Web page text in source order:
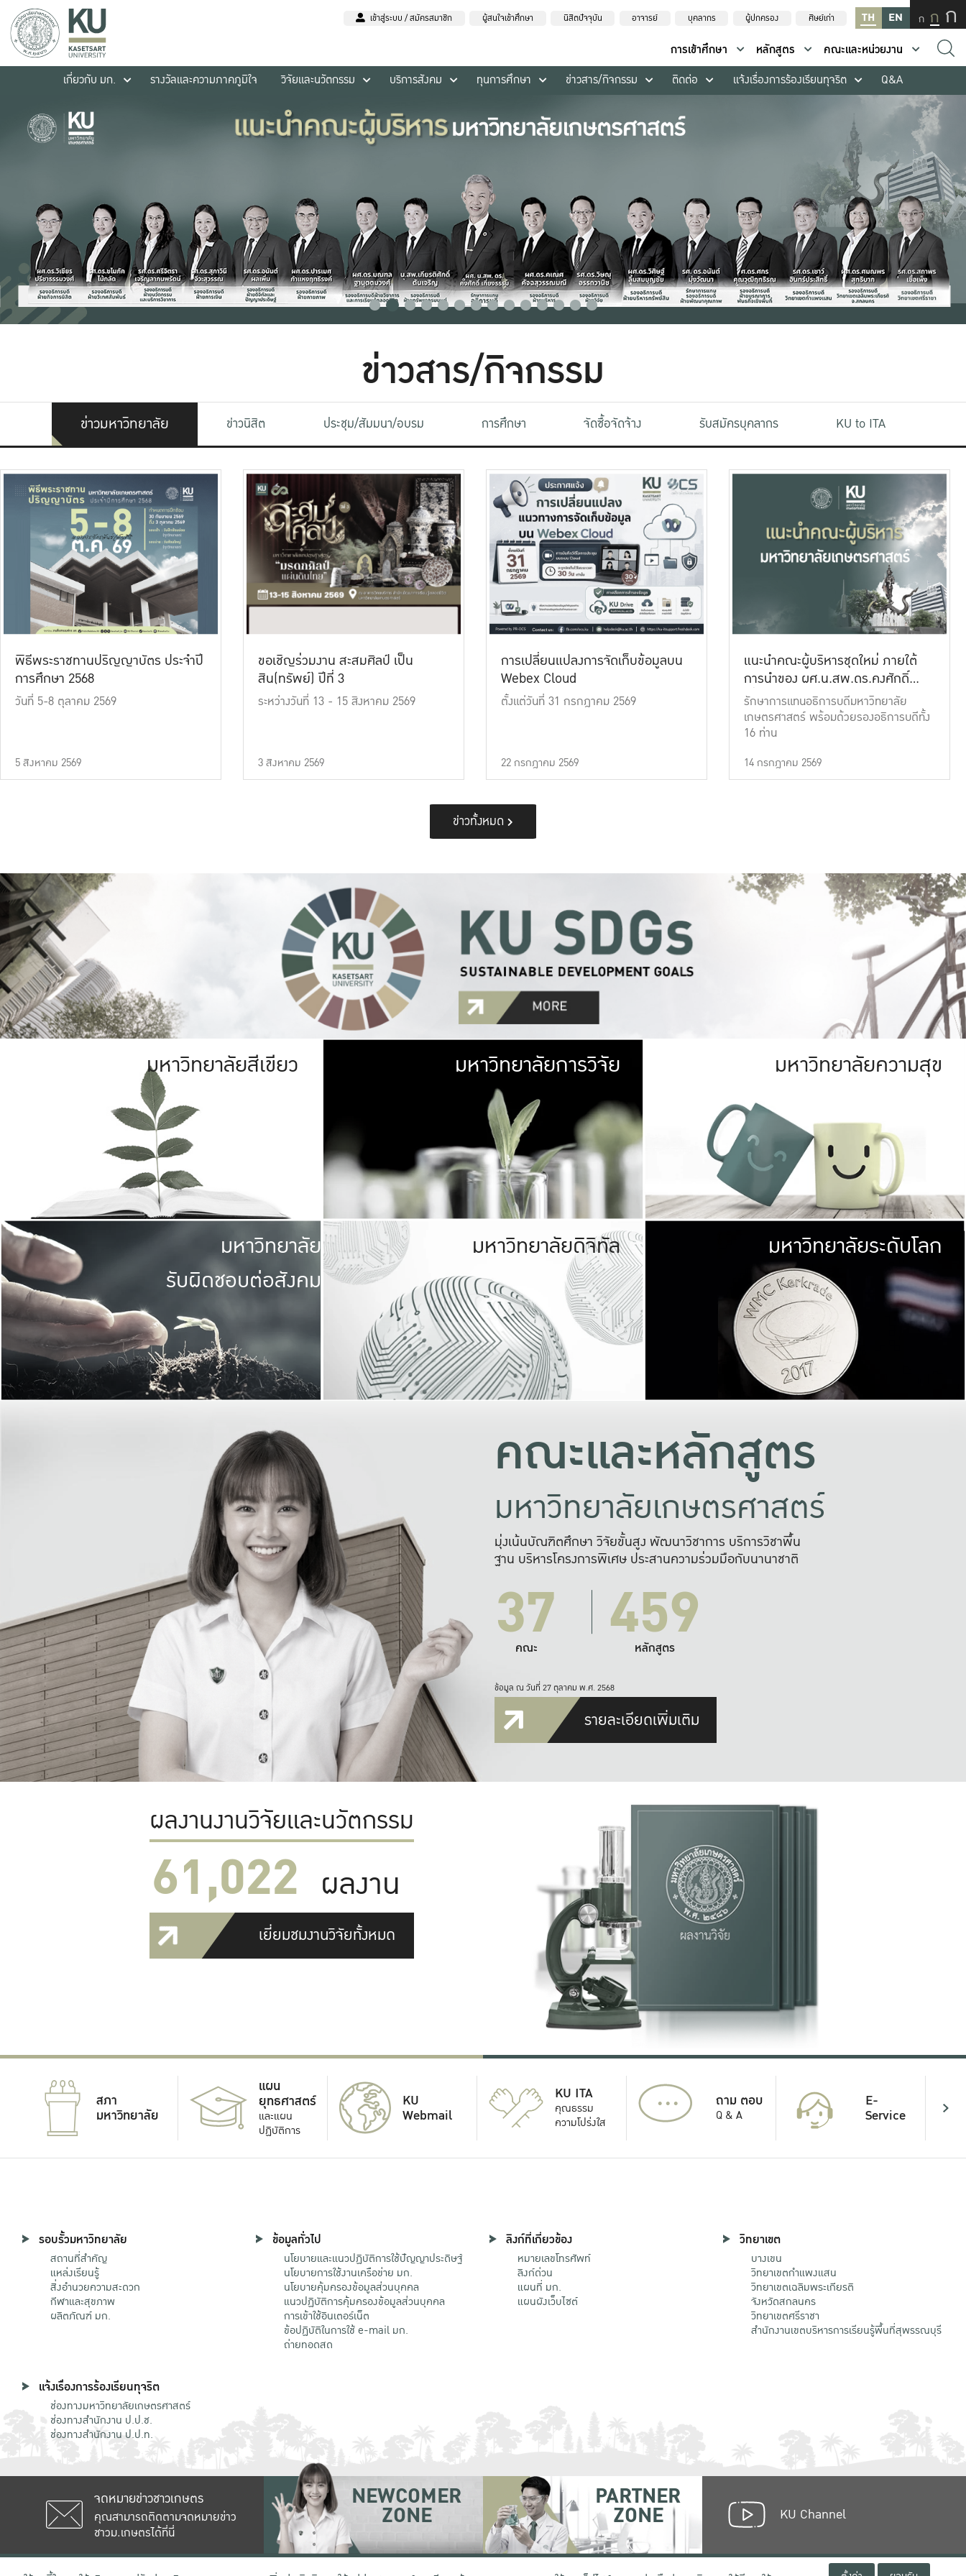
เข้าสู่ระบบ / สมัครสมาชิก ผู้สนใจเข้าศึกษา นิสิตปัจจุบัน อาจารย์ บุคลากร ผู้ปกครอง ศิษย์เก่า TH EN ก ก ก
การเข้าศึกษา หลักสูตร
คณะและหน่วยงาน
เกี่ยวกับ มก.
รางวัลและความภาคภูมิใจ วิจัยและนวัตกรรม บริการสังคม ทุนการศึกษา ข่าวสาร/กิจกรรม ติดต่อ แจ้งเรื่องการร้องเรียนทุจริต Q&A
ข่าวสาร/กิจกรรม
ข่าวมหาวิทยาลัย ข่าวนิสิต ประชุม/สัมมนา/อบรม การศึกษา จัดซื้อจัดจ้าง รับสมัครบุคลากร KU to ITA
พิธีพระราชทานปริญญาบัตร ประจำปี
การศึกษา 2568
วันที่ 5-8 ตุลาคม 2569
5 สิงหาคม 2569
ขอเชิญร่วมงาน สะสมศิลป์ เป็น
สิน(ทรัพย์) ปีที่ 3
ระหว่างวันที่ 13 - 15 สิงหาคม 2569
3 สิงหาคม 2569
การเปลี่ยนแปลงการจัดเก็บข้อมูลบน
Webex Cloud
ตั้งแต่วันที่ 31 กรกฎาคม 2569
22 กรกฎาคม 2569
แนะนำคณะผู้บริหารชุดใหม่ ภายใต้
การนำของ ผศ.น.สพ.ดร.คงศักดิ์
เที่ยงธรรม
รักษาการแทนอธิการบดีมหาวิทยาลัย
เกษตรศาสตร์ พร้อมด้วยรองอธิการบดีทั้ง
16 ท่าน
14 กรกฎาคม 2569
ข่าวทั้งหมด
มหาวิทยาลัยสีเขียว มหาวิทยาลัย
เกษตรศาสตร์ มีพื้นที่เขียวสดใส หนาแน่น
เป็นป่าในเมือง (URBAN FOREST)
เกษตรในเมือง (URBAN AGRICULTURE)
ที่นับรวมกันได้ประมาณ 1,400 ไร่
มหาวิทยาลัยการวิจัย มหาวิทยาลัย
ให้กับประชาชน
มหาวิทยาลัยความสุข
มหาวิทยาลัย
รับผิดชอบต่อสังคม
มหาวิทยาลัยรับผิดชอบต่อสังคม
ร่วมมือกับชุมชน เพื่อความกินดีอยู่ดี
และความสุขอย่างยั่งยืน
มองปัญหาในภาพกว้าง
แก้ไขจากปัญหาจุดเล็กๆ
มหาวิทยาลัยดิจิทัล มหาวิทยา
พร้อมที่จ
และผลักดันในการใช้ระบบส
เพื่อการทำงานแ
มหาวิทยาลัยระดับโลก
คณะและหลักสูตร
มหาวิทยาลัยเกษตรศาสตร์
มุ่งเน้นบัณฑิตศึกษา วิจัยขั้นสูง พัฒนาวิชาการ บริการวิชาพื้น
ฐาน บริหารโครงการพิเศษ ประสานความร่วมมือกับนานาชาติ
37
คณะ 459
หลักสูตร
ข้อมูล ณ วันที่ 27 ตุลาคม พ.ศ. 2568
รายละเอียดเพิ่มเติม
ผลงานงานวิจัยและนวัตกรรม
61,022 ผลงาน
เยี่ยมชมงานวิจัยทั้งหมด
สภา
มหาวิทยาลัย
แผน
ยุทธศาสตร์
และแผน
ปฏิบัติการ
KU
Webmail
KU ITA
คุณธรรม
ความโปร่งใส
... ถาม ตอบ
Q & A
E-
Service
รอบรั้วมหาวิทยาลัย
สถานที่สำคัญ
แหล่งเรียนรู้
สิ่งอำนวยความสะดวก
กีฬาและสุขภาพ
ผลิตภัณฑ์ มก.
ข้อมูลทั่วไป
นโยบายและแนวปฏิบัติการใช้ปัญญาประดิษฐ์
นโยบายการใช้งานเครือข่าย มก.
นโยบายคุ้มครองข้อมูลส่วนบุคคล
แนวปฏิบัติการคุ้มครองข้อมูลส่วนบุคคล
การเข้าใช้อินเตอร์เน็ต
ข้อปฏิบัติในการใช้ e-mail มก.
ถ่ายทอดสด
ลิงก์ที่เกี่ยวข้อง
หมายเลขโทรศัพท์
ลิงก์ด่วน
แผนที่ มก.
แผนผังเว็บไซต์
วิทยาเขต
บางเขน
วิทยาเขตกําแพงแสน
วิทยาเขตเฉลิมพระเกียรติ
จังหวัดสกลนคร
วิทยาเขตศรีราชา
สำนักงานเขตบริหารการเรียนรู้พื้นที่สุพรรณบุรี
แจ้งเรื่องการร้องเรียนทุจริต
ช่องทางมหาวิทยาลัยเกษตรศาสตร์
ช่องทางสำนักงาน ป.ป.ช.
ช่องทางสำนักงาน ป.ป.ท.
จดหมายข่าวชาวเกษตร
คุณสามารถติดตามจดหมายข่าว
ชาวม.เกษตรได้ที่นี่
NEWCOMER
ZONE
PARTNER
ZONE KU Channel